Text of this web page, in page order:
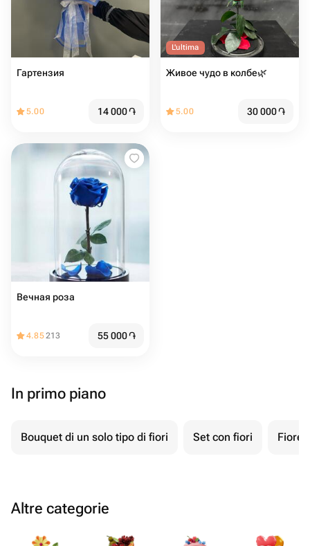
Гартензия
5.00 14 000֏
L'ultima
Живое чудо в колбе🌿
5.00 30 000֏
Вечная роза
4.85213 55 000֏
In primo piano
Bouquet di un solo tipo di fiori Set con fiori Fiore
Altre categorie